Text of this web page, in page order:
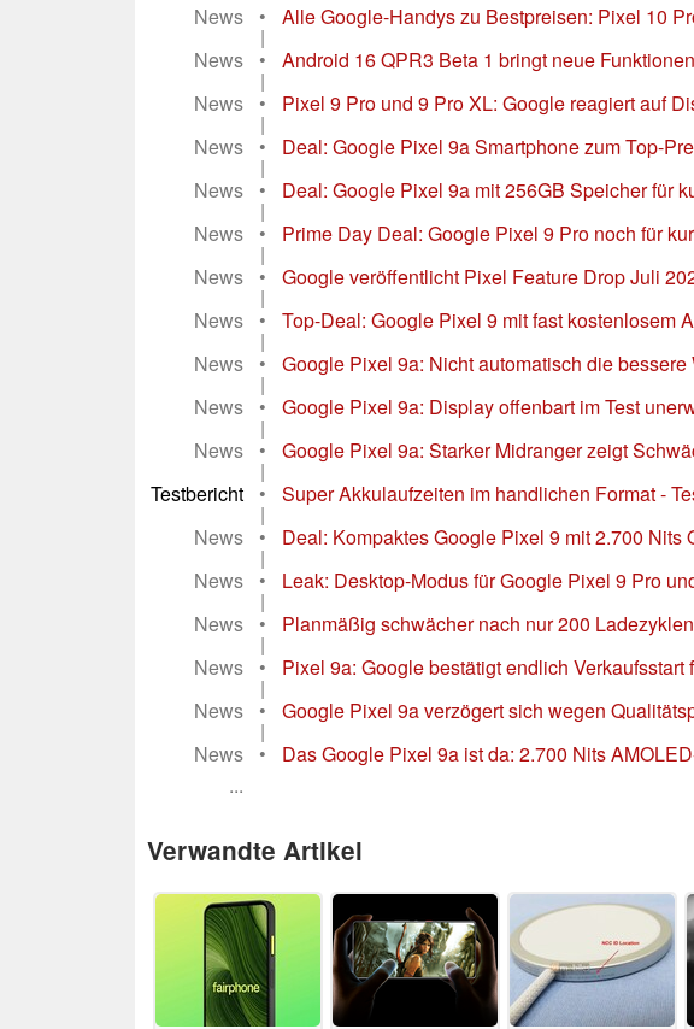
News
• Alle Google-Handys zu Bestpreisen: Pixel 10
|
News
• Android 16 QPR3 Beta 1 bringt neue
|
News
• Pixel 9 Pro und 9 Pro XL: Google reagiert auf
|
News
• Deal: Google Pixel 9a Smartphone zum Top-
|
News
• Deal: Google Pixel 9a mit 256GB Speicher für
|
News
• Prime Day Deal: Google Pixel 9 Pro noch für
|
News
• Google veröffentlicht Pixel Feature Drop Juli
|
News
• Top-Deal: Google Pixel 9 mit fast kostenlosem
|
News
• Google Pixel 9a: Nicht automatisch die
|
News
• Google Pixel 9a: Display offenbart im Test
|
News
• Google Pixel 9a: Starker Midranger zeigt
|
Testbericht
• Super Akkulaufzeiten im handlichen Format -
|
News
• Deal: Kompaktes Google Pixel 9 mit 2.700 Nits
|
News
• Leak: Desktop-Modus für Google Pixel 9 Pro
|
News
• Planmäßig schwächer nach nur 200
|
News
• Pixel 9a: Google bestätigt endlich Verkaufsstart
|
News
• Google Pixel 9a verzögert sich wegen
|
News
•
Das Google Pixel 9a ist da: 2.700 Nits
...
Verwandte Artikel